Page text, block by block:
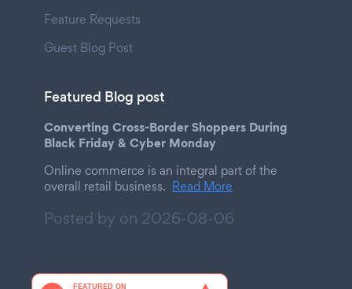
Feature Requests
Guest Blog Post
Featured Blog post
Converting Cross-Border Shoppers During
Black Friday & Cyber Monday
Online commerce is an integral part of the
overall retail business. Read More
Posted by on 2026-08-06